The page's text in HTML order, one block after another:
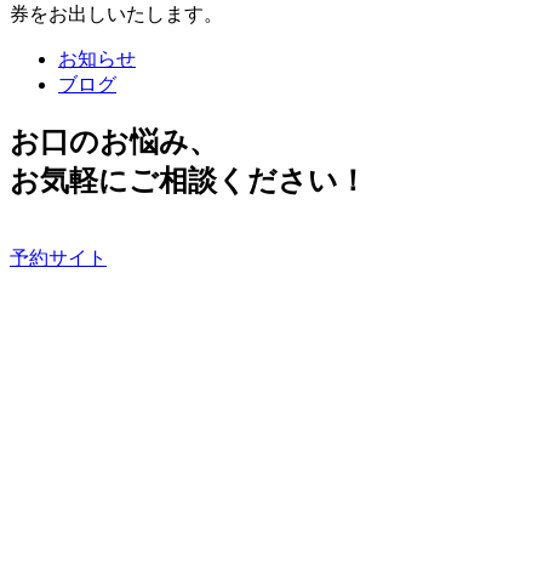
券をお出しいたします。
お知らせ
ブログ
お口のお悩み、
お気軽にご相談ください！
予約サイト